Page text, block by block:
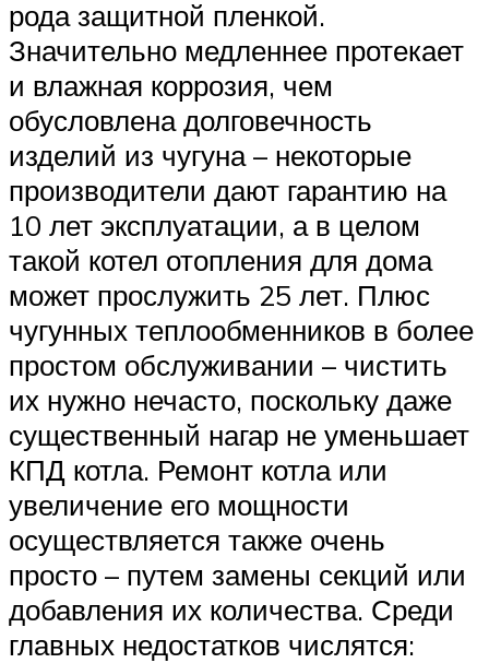
рода защитной пленкой.
Значительно медленнее протекает
и влажная коррозия, чем
обусловлена долговечность
изделий из чугуна – некоторые
производители дают гарантию на
10 лет эксплуатации, а в целом
такой котел отопления для дома
может прослужить 25 лет. Плюс
чугунных теплообменников в более
простом обслуживании – чистить
их нужно нечасто, поскольку даже
существенный нагар не уменьшает
КПД котла. Ремонт котла или
увеличение его мощности
осуществляется также очень
просто – путем замены секций или
добавления их количества. Среди
главных недостатков числятся: